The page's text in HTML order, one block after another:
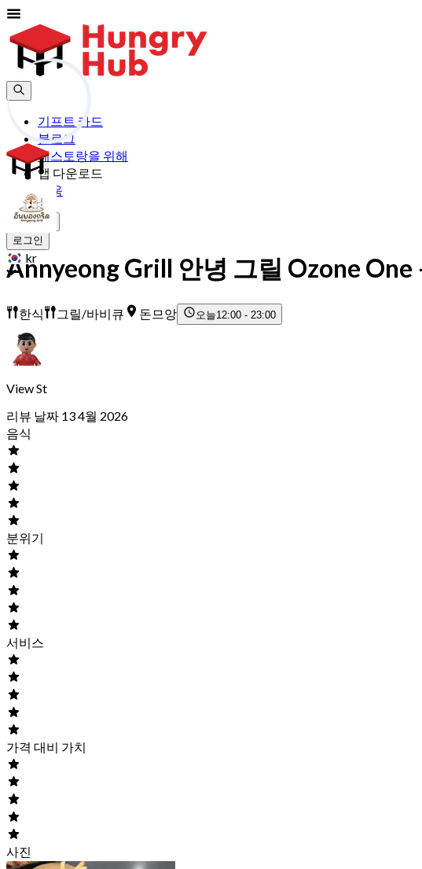
기프트 카드
블로그
레스토랑을 위해
앱 다운로드
도움
가입하기
로그인
kr
Annyeong Grill 안녕 그릴 Ozone One
한식 그릴/바비큐 돈므앙 오늘12:00 - 23:00
View St
리뷰 날짜 13 4월 2026
음식
분위기
서비스
가격 대비 가치
사진